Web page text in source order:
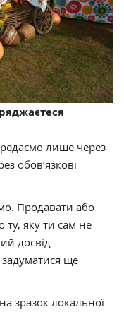
лише через
обов’язкові
Продавати або
ту, яку ти сам не
досвід
ще
зразок локальної